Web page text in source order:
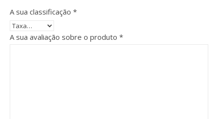
A sua classificação *
A sua avaliação sobre o produto *